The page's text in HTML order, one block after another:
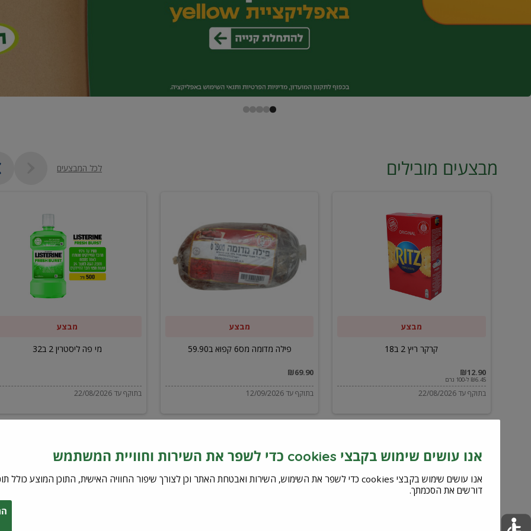
מבצעים מובילים לכל המבצעים
מבצע
קרקר ריץ 2 ב18
₪12.90
₪6.45 ל-100 גרם
בתוקף עד 22/08/2026
מדומה
מס6
קפוא
מבצע
פילה מדומה מס6 קפוא ב59.90
₪69.90
בתוקף עד 12/09/2026
ליסטרין
מבצע
מי פה ליסטרין 2 ב32
בתוקף עד 22/08/2026
אנו עושים שימוש בקבצי cookies כדי לשפר את השירות וחוויית המשתמש
דורשים את הסכמתך.